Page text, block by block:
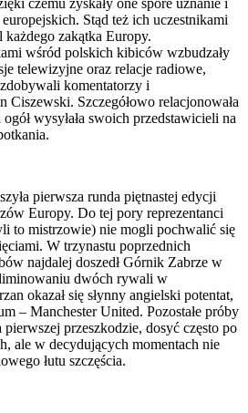
Stąd też ich uczestnikami
zakątka Europy.
wśród polskich kibiców wzbudzały
telewizyjne oraz relacje radiowe,
komentatorzy i
Ciszewski. Szczegółowo relacjonowała
wysyłała swoich przedstawicieli na
pierwsza runda piętnastej edycji
Europy. Do tej pory reprezentanci
to mistrzowie) nie mogli pochwalić się
W trzynastu poprzednich
najdalej doszedł Górnik Zabrze w
dwóch rywali w
okazał się słynny angielski potentat,
– Manchester United. Pozostałe próby
pierwszej przeszkodzie, dosyć często po
ale w decydujących momentach nie
łutu szczęścia.